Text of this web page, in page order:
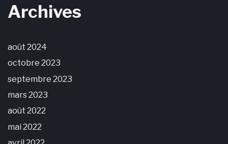
Archives
août 2024
octobre 2023
septembre 2023
mars 2023
août 2022
mai 2022